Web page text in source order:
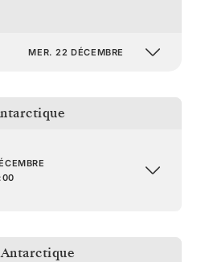
MER. 22 DÉCEMBRE
Antarctique